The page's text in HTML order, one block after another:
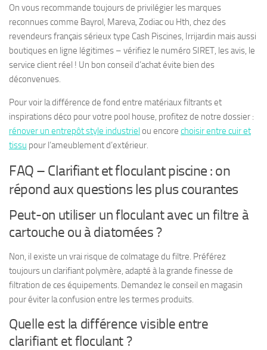
On vous recommande toujours de privilégier les marques
reconnues comme Bayrol, Mareva, Zodiac ou Hth, chez des
revendeurs français sérieux type Cash Piscines, Irrijardin mais aussi
boutiques en ligne légitimes – vérifiez le numéro SIRET, les avis, le
service client réel ! Un bon conseil d’achat évite bien des
déconvenues.
Pour voir la différence de fond entre matériaux filtrants et
inspirations déco pour votre pool house, profitez de notre dossier :
rénover un entrepôt style industrielou encore choisir entre cuir et
tissu pour l’ameublement d’extérieur.
FAQ – Clarifiant et floculant piscine : on
répond aux questions les plus courantes
Peut-on utiliser un floculant avec un filtre à
cartouche ou à diatomées ?
Non, il existe un vrai risque de colmatage du filtre. Préférez
toujours un clarifiant polymère, adapté à la grande finesse de
filtration de ces équipements. Demandez le conseil en magasin
pour éviter la confusion entre les termes produits.
Quelle est la différence visible entre
clarifiant et floculant ?